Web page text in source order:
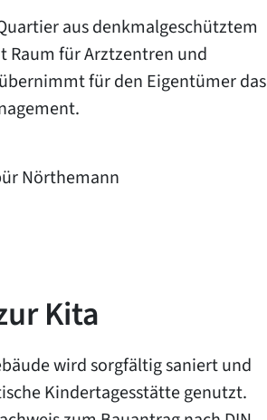
aus denkmalgeschütztem
Raum für Arztzentren und
für den Eigentümer das
Nörthemann
Kita
wird sorgfältig saniert und
Kindertagesstätte genutzt.